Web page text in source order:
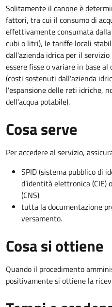
Solitamente il canone è
fattori, tra cui il consumo di
effettivamente consumata
cubi o litri), le tariffe locali
dall'azienda idrica per il
essere fisse o variare in base
(costi sostenuti dall'azienda
l'espansione delle reti idriche,
dell'acqua potabile).
Cosa serve
Per accedere al servizio,
SPID (sistema pubblico di
d’identità elettronica (CIE)
(CNS)
tutta la documentazione
versamento.
Cosa si ottiene
Quando il procedimento
positivamente si ottiene la